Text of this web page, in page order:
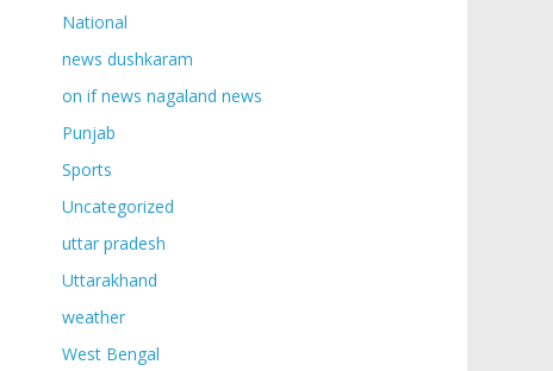
National
news dushkaram
on if news nagaland news
Punjab
Sports
Uncategorized
uttar pradesh
Uttarakhand
weather
West Bengal